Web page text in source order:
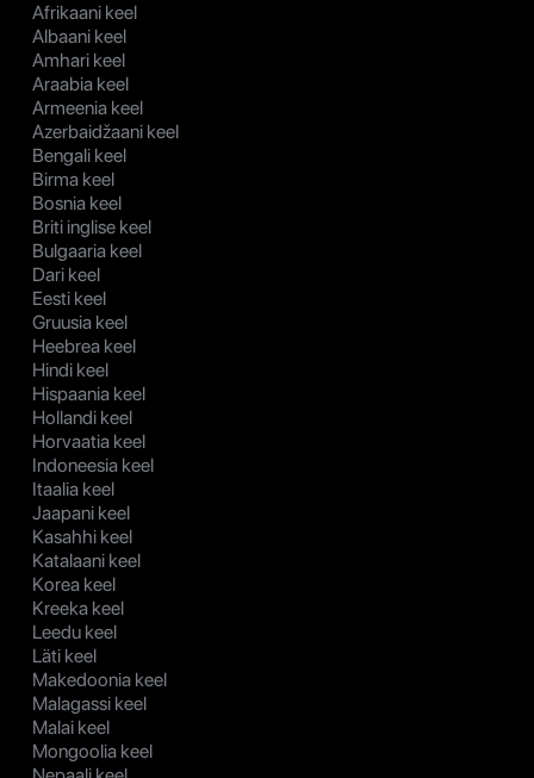
Afrikaani keel
Albaani keel
Amhari keel
Araabia keel
Armeenia keel
Azerbaidžaani keel
Bengali keel
Birma keel
Bosnia keel
Briti inglise keel
Bulgaaria keel
Dari keel
Eesti keel
Gruusia keel
Heebrea keel
Hindi keel
Hispaania keel
Hollandi keel
Horvaatia keel
Indoneesia keel
Itaalia keel
Jaapani keel
Kasahhi keel
Katalaani keel
Korea keel
Kreeka keel
Leedu keel
Läti keel
Makedoonia keel
Malagassi keel
Malai keel
Mongoolia keel